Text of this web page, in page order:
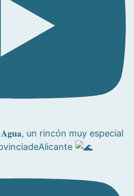
𝐀𝐠𝐮𝐚, un rincón muy especial